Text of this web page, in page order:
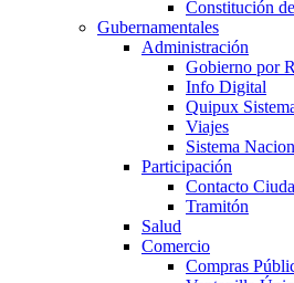
Constitución
Gubernamentales
Administración
Gobierno por
Info Digital
Quipux
Viajes
Sistema
Participación
Contacto
Tramitón
Salud
Comercio
Compras